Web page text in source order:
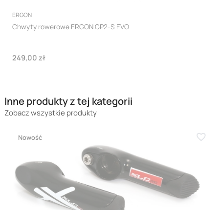
PRODUCENT
ERGON
Chwyty rowerowe ERGON GP2-S EVO
Cena
249,00 zł
Inne produkty z tej kategorii
Zobacz wszystkie produkty
Nowość